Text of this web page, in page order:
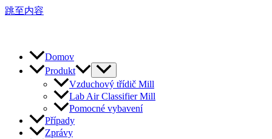
跳至内容
Domov
Produkt
Vzduchový třídič Mill
Lab Air Classifier Mill
Pomocné vybavení
Případy
Zprávy